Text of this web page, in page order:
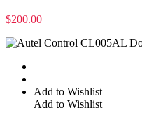
$200.00
Add to Wishlist
Add to Wishlist